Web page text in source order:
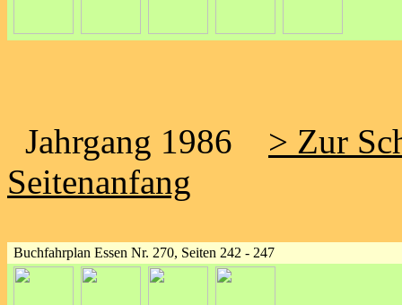
Jahrgang 1986
> Zur
Seitenanfang
Buchfahrplan Essen Nr. 270, Seiten 242 - 247